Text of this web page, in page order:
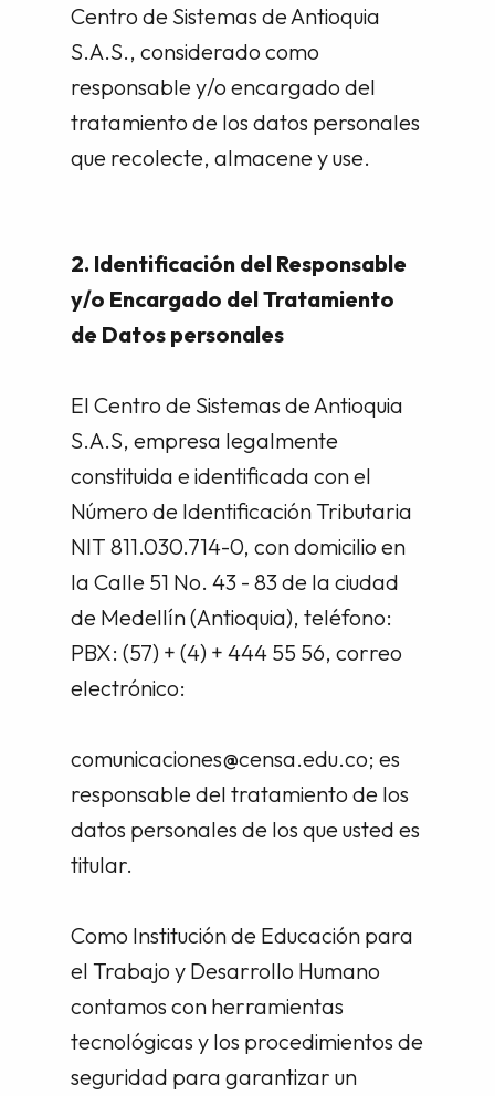
Centro de Sistemas de Antioquia
S.A.S., considerado como
responsable y/o encargado del
tratamiento de los datos personales
que recolecte, almacene y use.
2. Identificación del Responsable
y/o Encargado del Tratamiento
de Datos personales
El Centro de Sistemas de Antioquia
S.A.S, empresa legalmente
constituida e identificada con el
Número de Identificación Tributaria
NIT 811.030.714-0, con domicilio en
la Calle 51 No. 43 - 83 de la ciudad
de Medellín (Antioquia), teléfono:
PBX: (57) + (4) + 444 55 56, correo
electrónico:
comunicaciones@censa.edu.co; es
responsable del tratamiento de los
datos personales de los que usted es
titular.
Como Institución de Educación para
el Trabajo y Desarrollo Humano
contamos con herramientas
tecnológicas y los procedimientos de
seguridad para garantizar un